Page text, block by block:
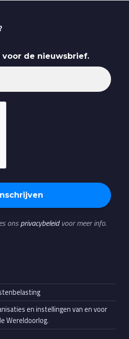
voor de nieuwsbrief.
onsprivacybeleidvoor meer info.
en instellingen van en voor
Wereldoorlog.